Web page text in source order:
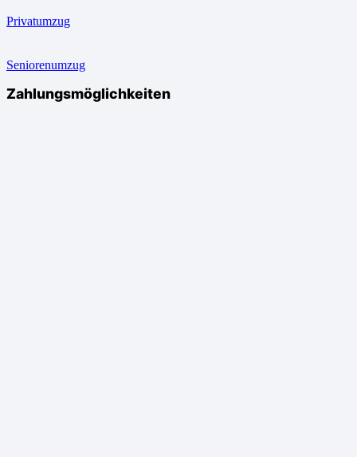
Privatumzug
Seniorenumzug
Zahlungsmöglichkeiten